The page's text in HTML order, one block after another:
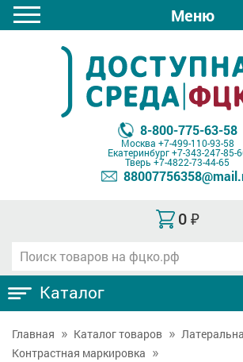
Меню
8-800-775-63-58
Москва +7-499-110-93-58
Екатеринбург+7-343-247-85-
Тверь +7-4822-73-44-65
0 ₽
Каталог
Главная Каталог товаров
Контрастная маркировка